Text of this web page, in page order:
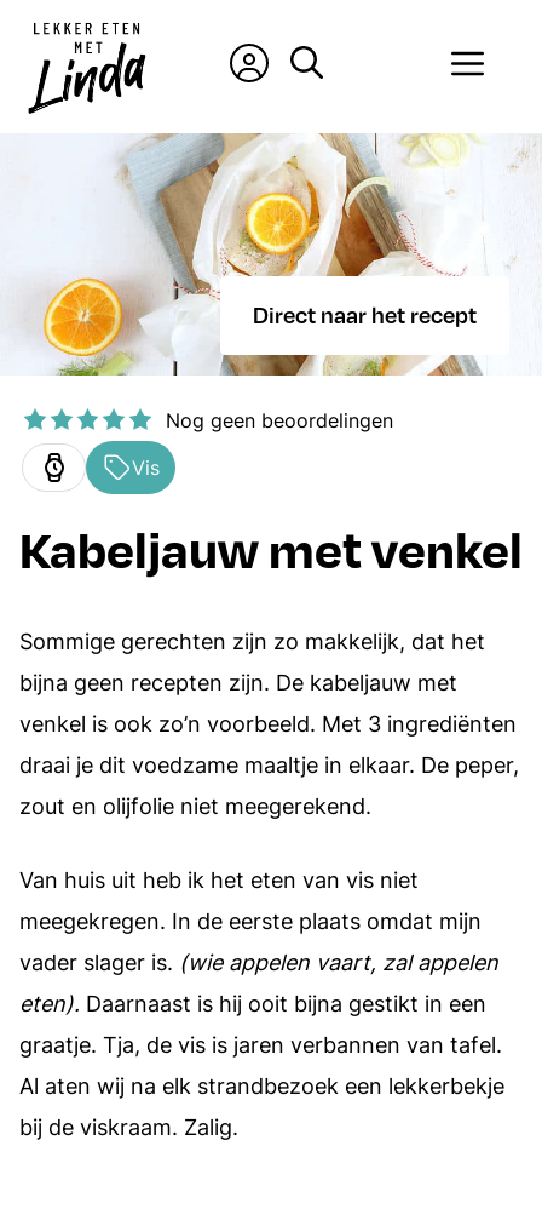
naar
Direct naar het recept
Nog geen beoordelingen
Vis
Kabeljauw met venkel
Sommige gerechten zijn zo makkelijk, dat het
bijna geen recepten zijn. De kabeljauw met
venkel is ook zo’n voorbeeld. Met 3 ingrediënten
draai je dit voedzame maaltje in elkaar. De peper,
zout en olijfolie niet meegerekend.
Van huis uit heb ik het eten van vis niet
meegekregen. In de eerste plaats omdat mijn
vader slager is. (wie appelen vaart, zal appelen
eten). Daarnaast is hij ooit bijna gestikt in een
graatje. Tja, de vis is jaren verbannen van tafel.
Al aten wij na elk strandbezoek een lekkerbekje
bij de viskraam. Zalig.